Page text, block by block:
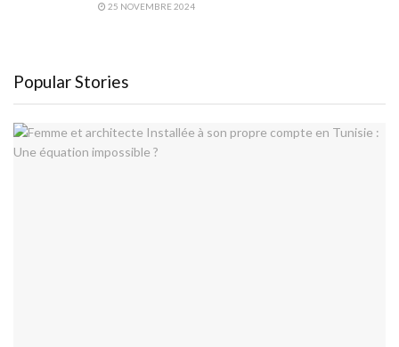
25 NOVEMBRE 2024
Popular Stories